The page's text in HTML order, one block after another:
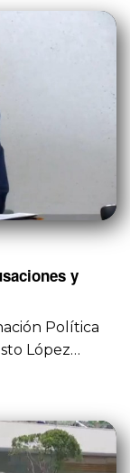
y
Política
López…